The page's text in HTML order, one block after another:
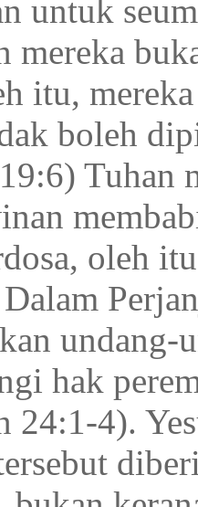
untuk
mereka
itu,
boleh
Tuhan
oleh
undang-
hak
24:1-4).